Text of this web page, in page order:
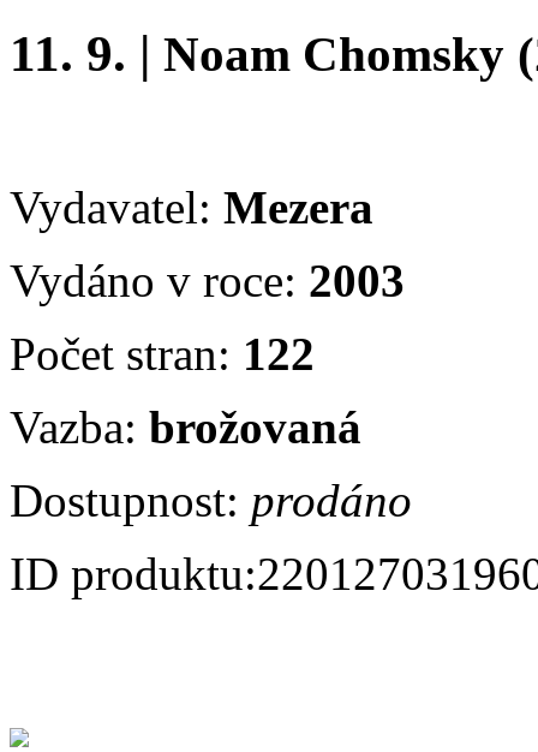
11. 9. | Noam Chomsky
Vydavatel: Mezera
Vydáno v roce: 2003
Počet stran: 122
Vazba: brožovaná
Dostupnost: prodáno
ID produktu: